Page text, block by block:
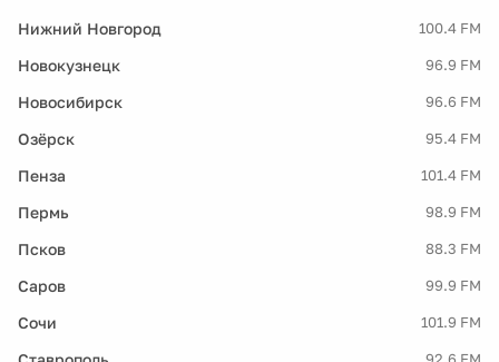
Нижний Новгород 100.4 FM
Новокузнецк 96.9 FM
Новосибирск 96.6 FM
Озёрск 95.4 FM
Пенза 101.4 FM
Пермь 98.9 FM
Псков 88.3 FM
Саров 99.9 FM
Сочи 101.9 FM